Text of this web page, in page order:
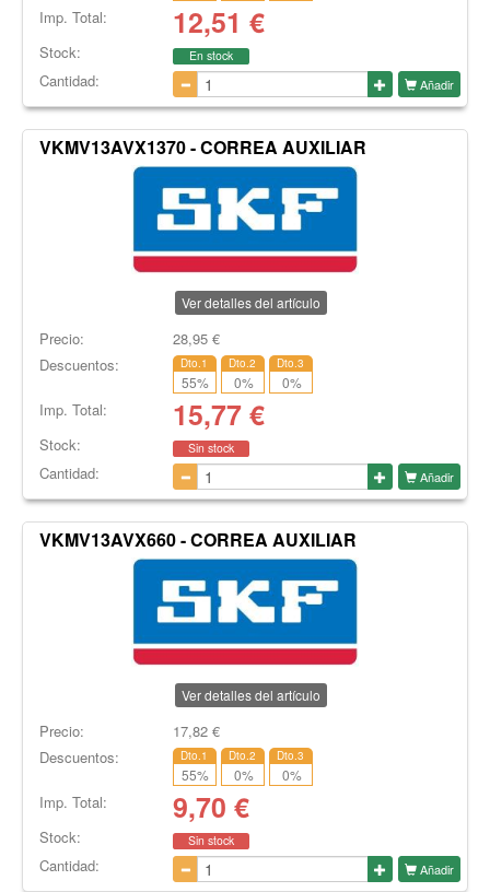
Imp. Total: 12,51 €
Stock: En stock
Cantidad: Añadir
VKMV13AVX1370 - CORREA AUXILIAR
Ver detalles del artículo
Precio: 28,95€
Descuentos:
Dto.1
55%
Dto.2
0%
Dto.3
0%
Imp. Total: 15,77€
Stock: Sin stock
Cantidad: Añadir
VKMV13AVX660 - CORREA AUXILIAR
Ver detalles del artículo
Precio: 17,82€
Descuentos:
Dto.1
55%
Dto.2
0%
Dto.3
0%
Imp. Total: 9,70 €
Stock: Sin stock
Cantidad: Añadir